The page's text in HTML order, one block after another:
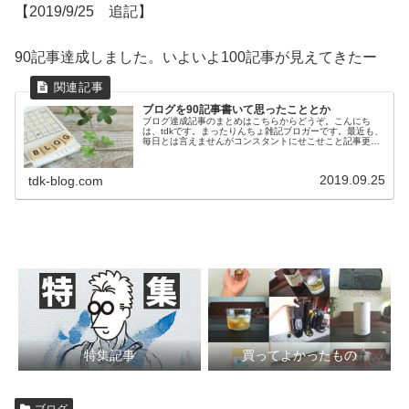
【2019/9/25 追記】
90記事達成しました。いよいよ100記事が見えてきたー
ブログを90記事書いて思ったこととか
ブログ達成記事のまとめはこちらからどうぞ。こんにち
は、tdkです。まったりんちょ雑記ブロガーです。最近も、
毎日とは言えませんがコンスタントにせこせこと記事更新
tdk-blog.com 2019.09.25
特集記事 買ってよかったもの